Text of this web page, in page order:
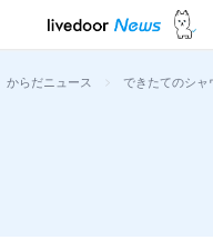
からだニュース > できたてのシ